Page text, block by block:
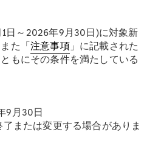
日～2026年9月30日)に対象新
た「注意事項」に記載された
もにその条件を満たしている
9月30日
または変更する場合がありま